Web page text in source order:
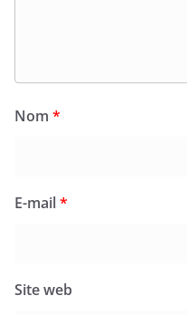
Nom *
E-mail*
Site web